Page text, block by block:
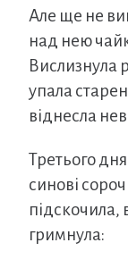
Але ще не
над нею
Вислизнула
упала
віднесла
Третього
синові
підскочила,
гримнула: